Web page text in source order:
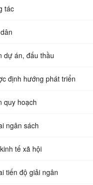
tác
dự án, đấu thầu
định hướng phát triển
quy hoạch
ngân sách
tế xã hội
tiến độ giải ngân